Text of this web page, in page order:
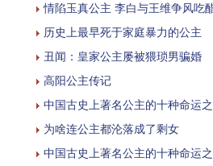
情陷玉真公主 李白与王维争风吃
历史上最早死于家庭暴力的公主
丑闻：皇家公主屡被猥琐男骗婚
高阳公主传记
中国古史上著名公主的十种命运
为啥连公主都沦落成了剩女
中国古史上著名公主的十种命运